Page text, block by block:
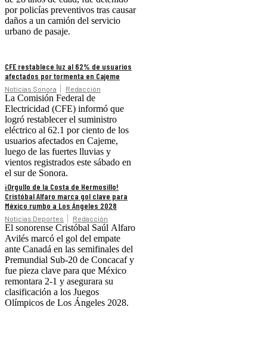
por policías preventivos tras causar
daños a un camión del servicio
urbano de pasaje.
CFE restablece luz al 62% de usuarios
afectados por tormenta en Cajeme
Noticias Sonora Redacción
La Comisión Federal de
Electricidad (CFE) informó que
logró restablecer el suministro
eléctrico al 62.1 por ciento de los
usuarios afectados en Cajeme,
luego de las fuertes lluvias y
vientos registrados este sábado en
el sur de Sonora.
¡Orgullo de la Costa de Hermosillo!
Cristóbal Alfaro marca gol clave para
México rumbo a Los Ángeles 2028
Noticias Deportes Redacción
El sonorense Cristóbal Saúl Alfaro
Avilés marcó el gol del empate
ante Canadá en las semifinales del
Premundial Sub-20 de Concacaf y
fue pieza clave para que México
remontara 2-1 y asegurara su
clasificación a los Juegos
Olímpicos de Los Ángeles 2028.